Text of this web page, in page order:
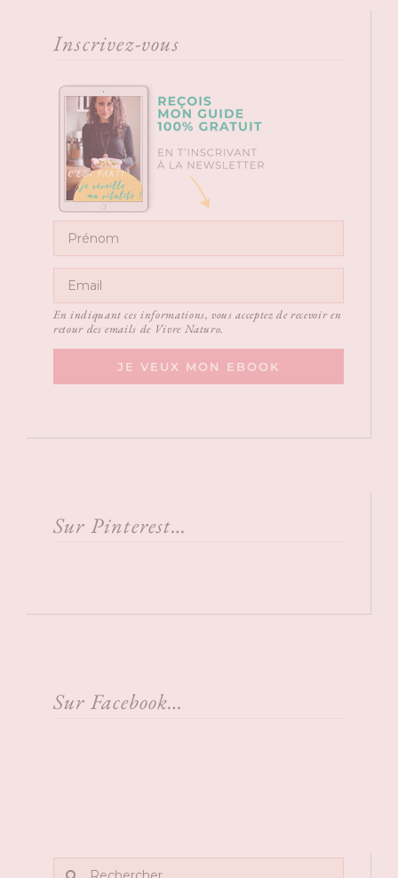
Inscrivez-vous
En indiquant ces informations, vous acceptez de recevoir en
retour des emails de Vivre Naturo.
JE VEUX MON EBOOK
Sur Pinterest…
Sur Facebook…
Rechercher: